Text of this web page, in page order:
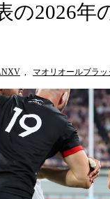
の2026年
, マオリオールブラッ